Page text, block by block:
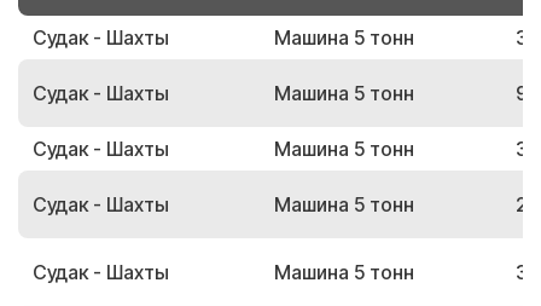
Судак - Шахты Машина 5 тонн
Судак - Шахты Машина 5 тонн
Судак - Шахты Машина 5 тонн
Судак - Шахты Машина 5 тонн
Судак - Шахты Машина 5 тонн